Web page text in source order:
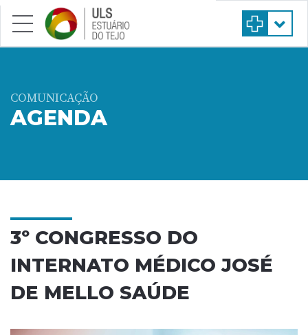
Saltar para conteúdo principal
COMUNICAÇÃO
AGENDA
3º CONGRESSO DO
INTERNATO MÉDICO JOSÉ
DE MELLO SAÚDE